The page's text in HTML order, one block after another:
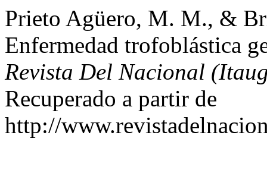
Prieto Agüero, M. M., &
Enfermedad trofoblástica
Revista Del Nacional
Recuperado a partir de
http://